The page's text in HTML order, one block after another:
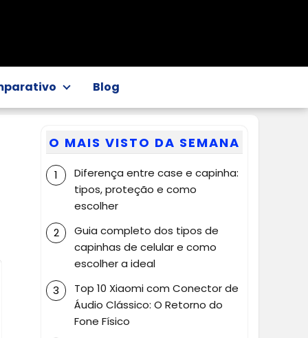
Blog
O MAIS VISTO DA SEMANA
Diferença entre case e capinha:
tipos, proteção e como
escolher
Guia completo dos tipos de
capinhas de celular e como
escolher a ideal
Top 10 Xiaomi com Conector de
Áudio Clássico: O Retorno do
Fone Físico